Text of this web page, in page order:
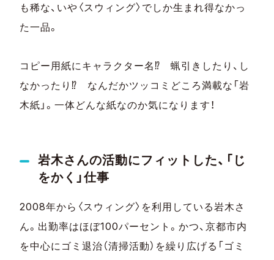
も稀な、いや〈スウィング〉でしか生まれ得なかっ
た一品。
コピー用紙にキャラクター名⁉ 蝋引きしたり、し
なかったり⁉ なんだかツッコミどころ満載な「岩
木紙」。一体どんな紙なのか気になります！
岩木さんの活動にフィットした、「じ
をかく」仕事
2008年から〈スウィング〉を利用している岩木さ
ん。出勤率はほぼ100パーセント。かつ、京都市内
を中心にゴミ退治（清掃活動）を繰り広げる「ゴミ